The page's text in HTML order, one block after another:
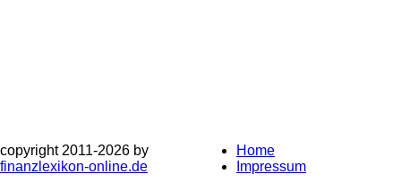
copyright 2011-2026 by
finanzlexikon-online.de
Home
Impressum